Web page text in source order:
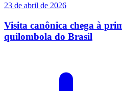
23 de abril de 2026
Visita canônica chega à
quilombola do Brasil